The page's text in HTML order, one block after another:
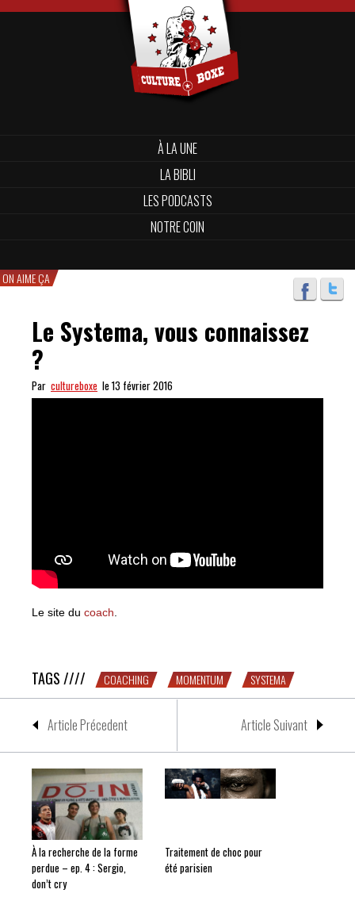
À LA UNE
LA BIBLI
LES PODCASTS
NOTRE COIN
ON AIME ÇA
Le Systema, vous connaissez
?
Par cultureboxe le 13 février 2016
Le site du coach
TAGS //// COACHING MOMENTUM SYSTEMA
Article Précedent Article Suivant
À la recherche de la forme
perdue – ep. 4 : Sergio,
don’t cry
Traitement de choc pour
été parisien